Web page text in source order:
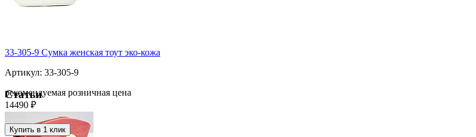
33-305-9 Сумка женская тоут эко-кожа
Артикул: 33-305-9
рекомендуемая розничная цена
14490 ₽
Купить в 1 клик
Статьи